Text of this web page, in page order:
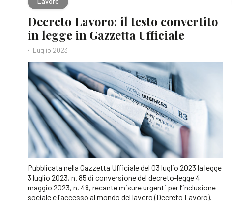
Decreto Lavoro: il testo convertito
in legge in Gazzetta Ufficiale
4 Luglio 2023
Pubblicata nella Gazzetta Ufficiale del 03 luglio 2023 la legge
3 luglio 2023, n. 85 di conversione del decreto-legge 4
maggio 2023, n. 48, recante misure urgenti per l’inclusione
sociale e l’accesso al mondo del lavoro (Decreto Lavoro).